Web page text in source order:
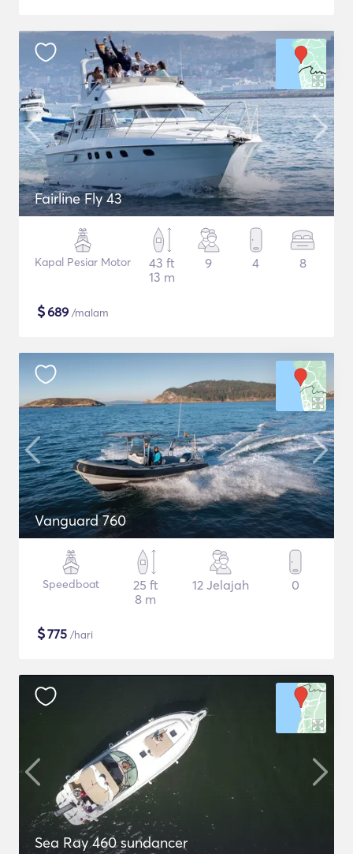
Fairline Fly 43
Kapal Pesiar Motor
43 ft
13 m
9 4 8
$689 /malam
Vanguard 760
Speedboat
25 ft
8 m
12 Jelajah 0
$775 /hari
Sea Ray 460 sundancer